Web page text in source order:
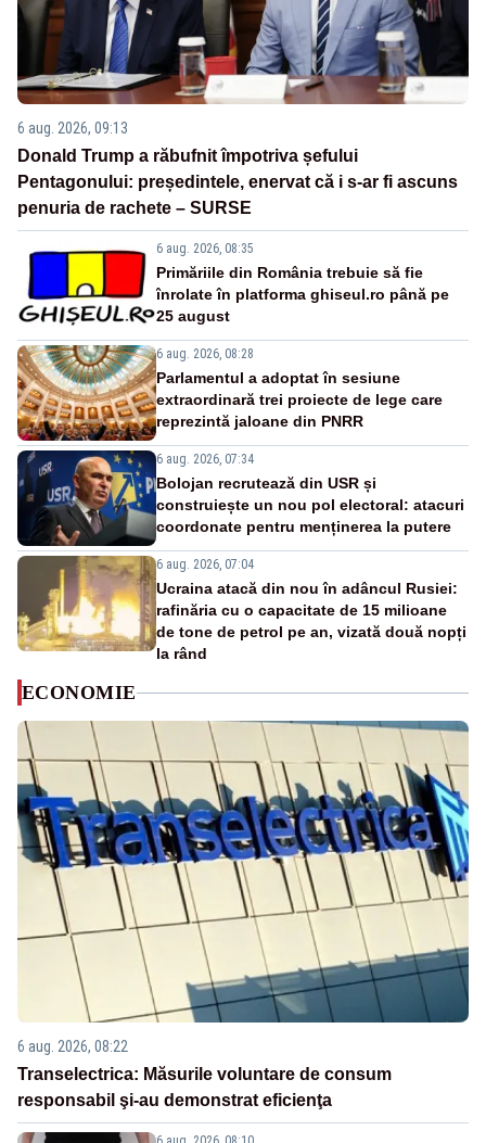
6 aug. 2026, 09:13
Donald Trump a răbufnit împotriva șefului
Pentagonului: președintele, enervat că i s-ar fi ascuns
penuria de rachete – SURSE
6 aug. 2026, 08:35
Primăriile din România trebuie să fie
înrolate în platforma ghiseul.ro până pe
25 august
6 aug. 2026, 08:28
Parlamentul a adoptat în sesiune
extraordinară trei proiecte de lege care
reprezintă jaloane din PNRR
6 aug. 2026, 07:34
Bolojan recrutează din USR și
construiește un nou pol electoral: atacuri
coordonate pentru menținerea la putere
6 aug. 2026, 07:04
Ucraina atacă din nou în adâncul Rusiei:
rafinăria cu o capacitate de 15 milioane
de tone de petrol pe an, vizată două nopți
la rând
ECONOMIE
6 aug. 2026, 08:22
Transelectrica: Măsurile voluntare de consum
responsabil şi-au demonstrat eficienţa